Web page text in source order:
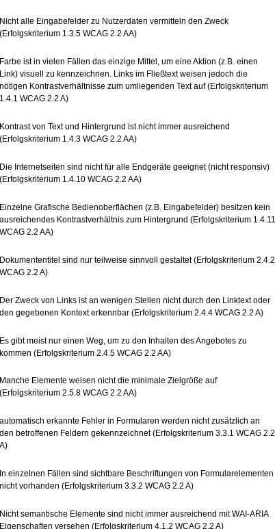
alle Eingabefelder zu Nutzerdaten vermitteln den Zweck
1.3.5 WCAG 2.2 AA)
ist in vielen Fällen das einzige Mittel, um eine Aktion (z.B. einen
visuell zu kennzeichnen. Links im Fließtext weisen jedoch die
Kontrastverhältnisse zum umliegenden Text auf (Erfolgskriterium
WCAG 2.2 A)
von Text und Hintergrund ist nicht immer ausreichend
1.4.3 WCAG 2.2 AA)
Internetseiten sind nicht für alle Endgeräte geeignet (nicht responsiv)
1.4.10 WCAG 2.2 AA)
Grafische Bedienoberflächen (z.B. Eingabefelder) besitzen kein
Kontrastverhältnis zum Hintergrund (Erfolgskriterium 1.4.11
2.2 AA)
sind nur teilweise sinnvoll gestaltet (Erfolgskriterium 2.4.2
2.2 A)
Zweck von Links ist an wenigen Stellen nicht durch den Linktext oder
gegebenen Kontext erkennbar (Erfolgskriterium 2.4.4 WCAG 2.2 A)
gibt meist nur einen Weg, um zu den Inhalten des Angebotes zu
(Erfolgskriterium 2.4.5 WCAG 2.2 AA)
Elemente weisen nicht die minimale Zielgröße auf
2.5.8 WCAG 2.2 AA)
erkannte Fehler in Formularen werden nicht zusätzlich an
betroffenen Feldern gekennzeichnet (Erfolgskriterium 3.3.1 WCAG 2.2
einzelnen Fällen sind sichtbare Beschriftungen von Formularelementen
vorhanden (Erfolgskriterium 3.3.2 WCAG 2.2 A)
semantische Elemente sind nicht immer ausreichend mit WAI-ARIA
versehen (Erfolgskriterium 4.1.2 WCAG 2.2 A)